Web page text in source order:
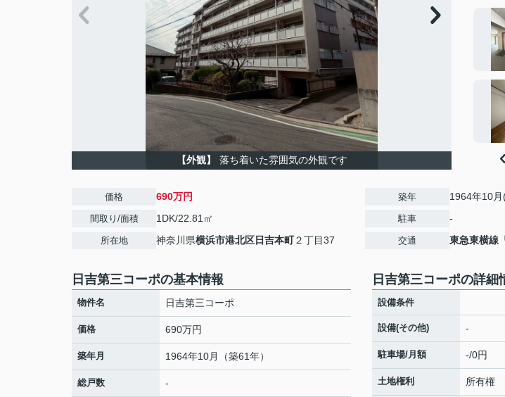
【外観】 落ち着いた雰囲気の外観です
価格 690万円
間取り/面積 1DK/22.81㎡
所在地 神奈川県横浜市港北区日吉本町２丁目37
築年 1964年10
駐車 -
交通 東急東横線
日吉第三コーポの基本情報
物件名 日吉第三コーポ
価格 690万円
築年月 1964年10月（築61年）
総戸数 -
日吉第三コーポの詳細
設備条件
設備(その他) -
駐車場/月額 -/0円
土地権利 所有権